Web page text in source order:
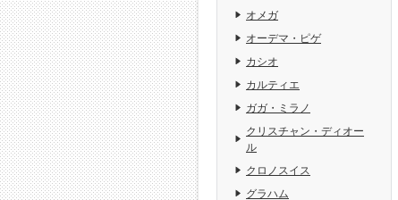
オメガ
オーデマ・ピゲ
カシオ
カルティエ
ガガ・ミラノ
クリスチャン・ディオー
ル
クロノスイス
グラハム